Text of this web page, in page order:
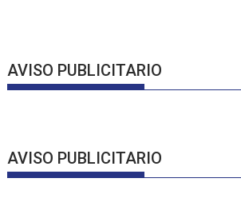
AVISO PUBLICITARIO
AVISO PUBLICITARIO